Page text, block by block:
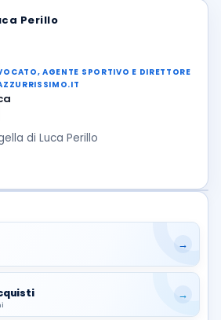
Perillo
AGENTE SPORTIVO E DIRETTORE
di Luca Perillo
→
→